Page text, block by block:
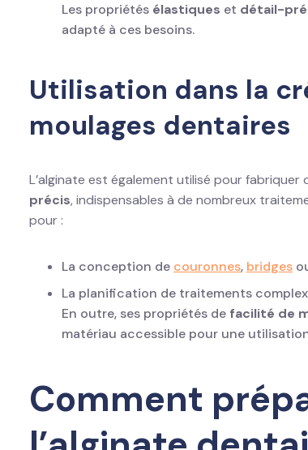
Les propriétés élastiques et détail-
adapté à ces besoins.
Utilisation dans la
moulages dentaires
L’alginate est également utilisé pour fabriquer
précis, indispensables à de nombreux
pour :
La conception de couronnes, bridges
La planification de traitements
En outre, ses propriétés de facilité de
matériau accessible pour une
Comment